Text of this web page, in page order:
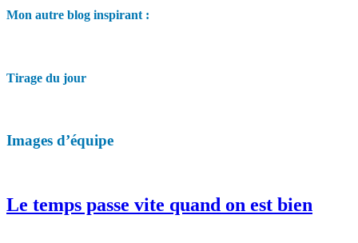
Mon autre blog inspirant :
Tirage du jour
Images d’équipe
Le temps passe vite quand on est bien